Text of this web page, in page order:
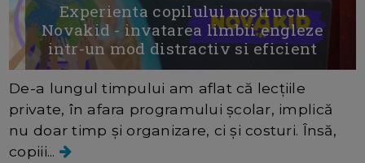
Experienta copilului nostru cu
Novakid - invatarea limbii engleze
intr-un mod distractiv si eficient
De-a lungul timpului am aflat că lecțiile
private, în afara programului școlar, implică
nu doar timp și organizare, ci și costuri. Însă,
copiii...